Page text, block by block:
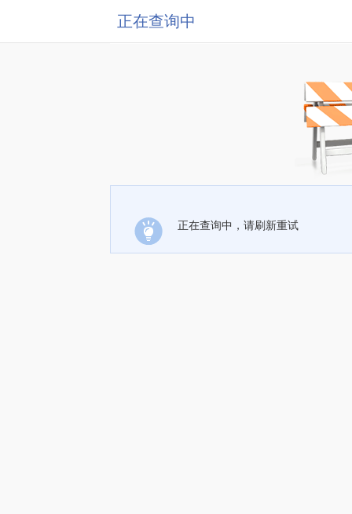
正在查询中
正在查询中，请刷新重试